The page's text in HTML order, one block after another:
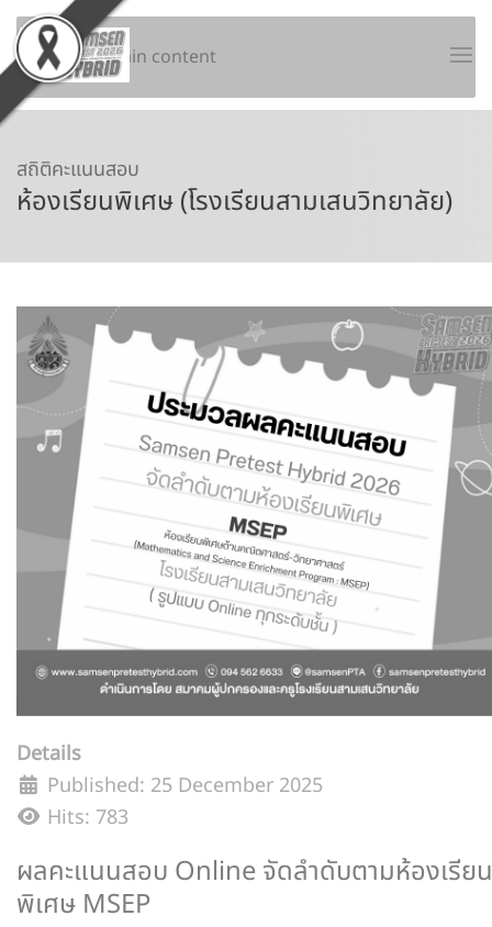
Skip to main content
สถิติคะแนนสอบ
ห้องเรียนพิเศษ (โรงเรียนสามเสนวิทยาลัย)
Details
Published: 25 December 2025
Hits: 783
ผลคะแนนสอบ Online จัดลำดับตามห้องเรียน
พิเศษ MSEP